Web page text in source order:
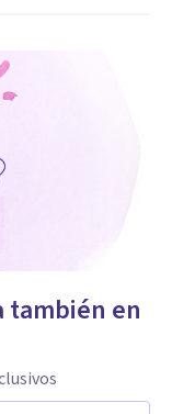
también en